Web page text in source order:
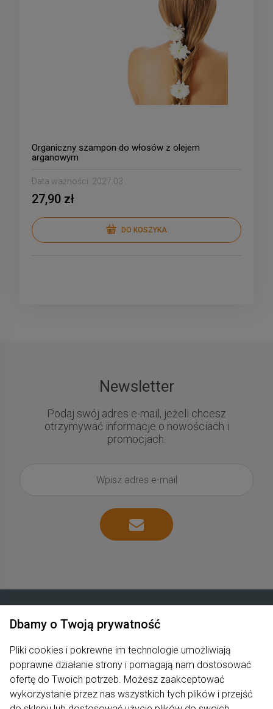
Organiczny szampon do włosów z olejem
arganowym
Data ważności: 2027.03
27,90 zł
DO KOSZYKA
Newsletter
Podaj swój adres e-mail, jeżeli chcesz
otrzymywać informacje o nowościach i
promocjach.
Produkty
Pomoc
Dbamy o Twoją prywatność
Pliki cookies i pokrewne im technologie umożliwiają
poprawne działanie strony i pomagają nam dostosować
ofertę do Twoich potrzeb. Możesz zaakceptować
wykorzystanie przez nas wszystkich tych plików i przejść